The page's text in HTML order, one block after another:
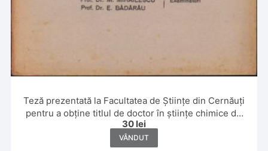
Teză prezentată la Facultatea de Științe din Cernăuți
pentru a obține titlul de doctor în științe chimice de
Leon Sauciuc, 1933
30 lei
VÂNDUT